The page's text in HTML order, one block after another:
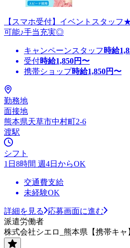
【スマホ受付】イベントスタッ
可能♪手当充実◎
キャンペーンスタッフ 時給
受付時給1,850円〜
携帯ショップ時給1,850円〜
勤務地
面接地
熊本県天草市中村町2-6
渡駅
シフト
1日8時間 週4日からOK
交通費支給
未経験OK
詳細を見る
応募画面に進む
派遣労働者
株式会社シエロ_熊本県【携帯キ